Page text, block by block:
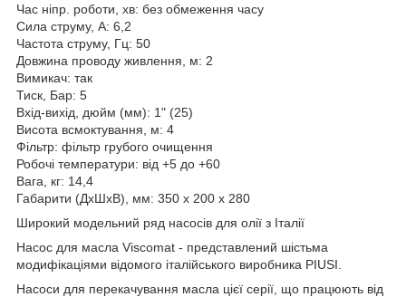
Час ніпр. роботи, хв: без обмеження часу
Сила струму, А: 6,2
Частота струму, Гц: 50
Довжина проводу живлення, м: 2
Вимикач: так
Тиск, Бар: 5
Вхід-вихід, дюйм (мм): 1" (25)
Висота всмоктування, м: 4
Фільтр: фільтр грубого очищення
Робочі температури: від +5 до +60
Вага, кг: 14,4
Габарити (ДхШхВ), мм: 350 х 200 х 280
Широкий модельний ряд насосів для олії з Італії
Насос для масла Viscomat - представлений шістьма
модифікаціями відомого італійського виробника PIUSI.
Насоси для перекачування масла цієї серії, що працюють від